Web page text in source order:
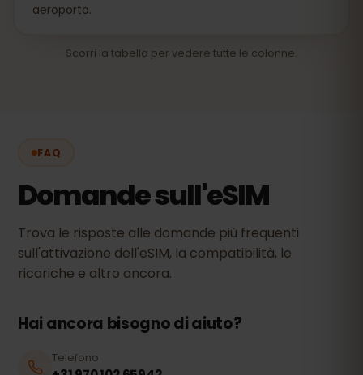
aeroporto.
Scorri la tabella per vedere tutte le colonne.
FAQ
Domande sull'eSIM
Trova le risposte alle domande più frequenti
sull'attivazione dell'eSIM, la compatibilità, le
ricariche e altro ancora.
Hai ancora bisogno di aiuto?
Telefono